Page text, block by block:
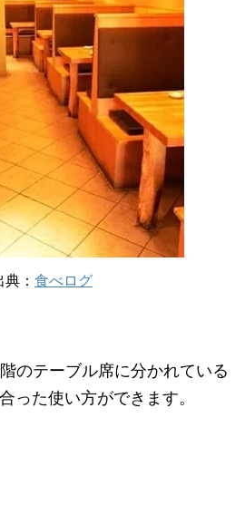
典： 食べログ
のテーブル席に分かれている
った使い方ができます。